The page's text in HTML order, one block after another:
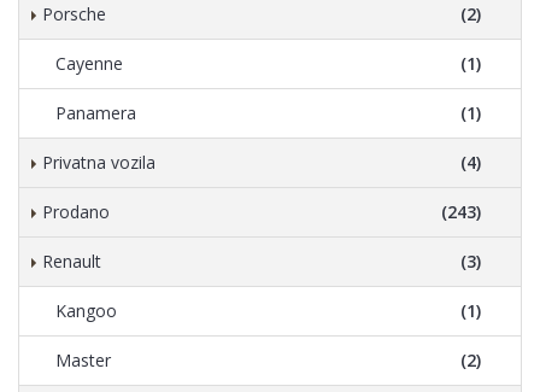
Porsche (2)
Cayenne (1)
Panamera (1)
Privatna vozila (4)
Prodano (243)
Renault (3)
Kangoo (1)
Master (2)